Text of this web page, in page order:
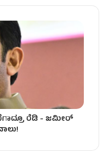
ರೆಡಿ - ಜಮೀರ್